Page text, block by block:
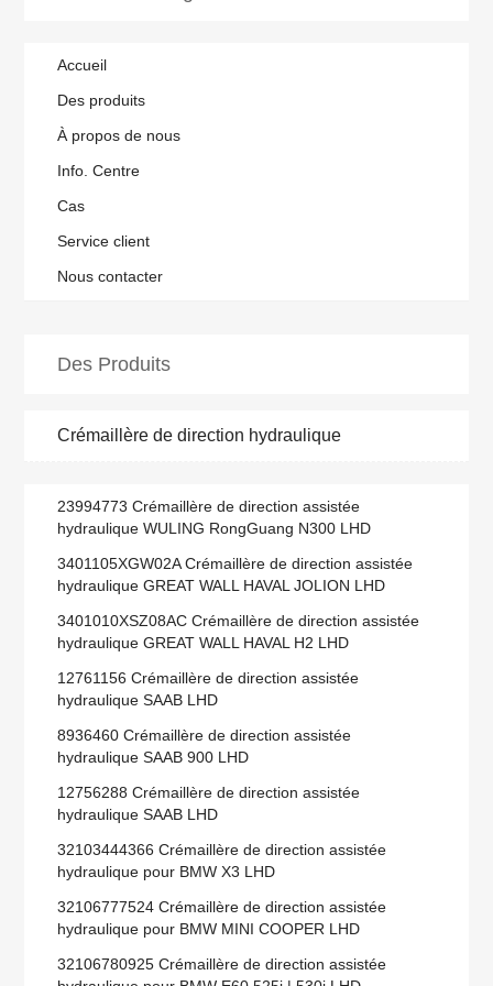
Accueil
Des produits
À propos de nous
Info. Centre
Cas
Service client
Nous contacter
Des Produits
Crémaillère de direction hydraulique
23994773 Crémaillère de direction assistée
hydraulique WULING RongGuang N300 LHD
3401105XGW02A Crémaillère de direction assistée
hydraulique GREAT WALL HAVAL JOLION LHD
3401010XSZ08AC Crémaillère de direction assistée
hydraulique GREAT WALL HAVAL H2 LHD
12761156 Crémaillère de direction assistée
hydraulique SAAB LHD
8936460 Crémaillère de direction assistée
hydraulique SAAB 900 LHD
12756288 Crémaillère de direction assistée
hydraulique SAAB LHD
32103444366 Crémaillère de direction assistée
hydraulique pour BMW X3 LHD
32106777524 Crémaillère de direction assistée
hydraulique pour BMW MINI COOPER LHD
32106780925 Crémaillère de direction assistée